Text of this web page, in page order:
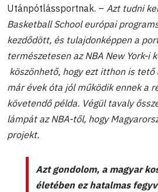
Utánpótlássportnak. – Azt tudni
Basketball School európai
kezdődött, és tulajdonképpen a
természetesen az NBA New York-i
köszönhető, hogy ezt itthon is
már évek óta jól működik ennek a
követendő példa. Végül tavaly
lámpát az NBA-től, hogy
projekt.
Azt gondolom, a magyar
életében ez hatalmas